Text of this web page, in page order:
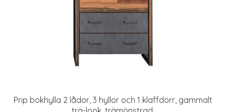
Prip bokhylla 2 lådor, 3 hyllor och 1 klaffdörr, gammalt